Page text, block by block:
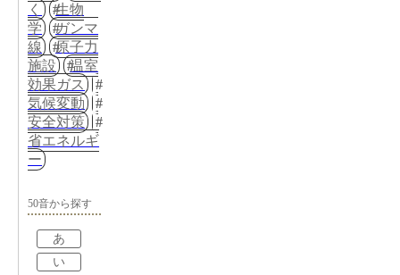
く
生物
学
ガンマ
線
原子力
施設
温室
効果ガス
気候変動
安全対策
省エネルギ
ー
50音から探す
あ
い